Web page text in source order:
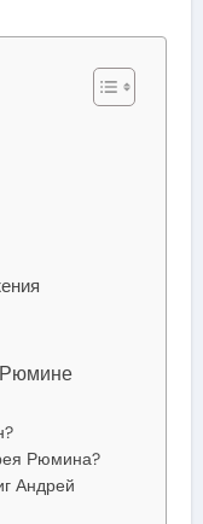
Рюмина?
Андрей